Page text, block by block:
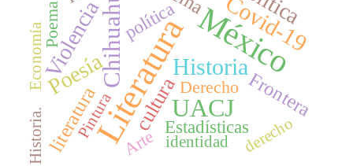
LiteraturaMéxico
UACJ
Chihuahua Historia
Covid-19
Poesía
Violencia
cultura Frontera
literatura Estadísticas
política
Poema
Arte
Derecho
derecho
identidad
Economía
Pintura
Historia.